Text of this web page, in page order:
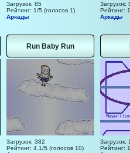
Загрузок: 85
Рейтинг: 1/5 (голосов 1)
Аркады
Загрузок:
Рейтинг:
Аркады
Run Baby Run
Загрузок: 382
Рейтинг: 4.1/5 (голосов 10)
Загрузок:
Рейтинг: